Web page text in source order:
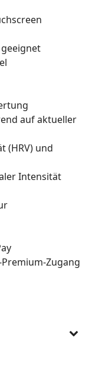
auf aktueller
(HRV) und
Intensität
Zugang